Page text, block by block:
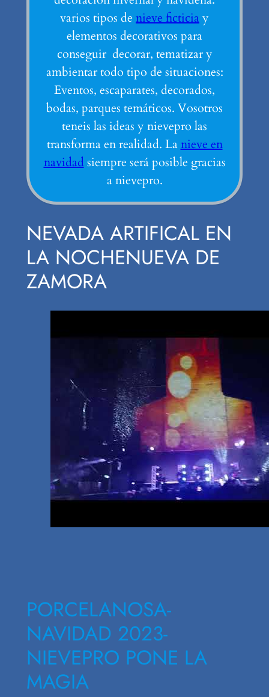
varios tipos de nieve ficticia y
elementos decorativos para
conseguir decorar, tematizar y
ambientar todo tipo de situaciones:
Eventos, escaparates, decorados,
bodas, parques temáticos. Vosotros
teneis las ideas y nievepro las
transforma en realidad. La nieve en
navidad siempre será posible gracias
a nievepro.
NEVADA ARTIFICAL EN
LA NOCHENUEVA DE
ZAMORA
PORCELANOSA-
NAVIDAD 2023-
NIEVEPRO PONE LA
MAGIA